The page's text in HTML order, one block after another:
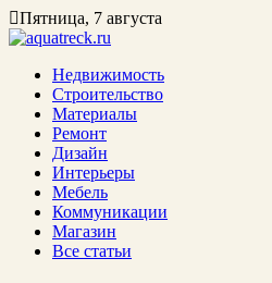
Пятница, 7 августа
Недвижимость
Строительство
Материалы
Ремонт
Дизайн
Интерьеры
Мебель
Коммуникации
Магазин
Все статьи